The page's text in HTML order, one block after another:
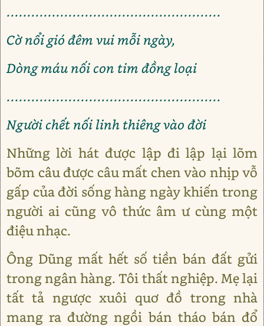
....................................................
Cờ nổi gió đêm vui mỗi ngày,
Dòng máu nối con tim đồng loại
....................................................
Người chết nối linh thiêng vào đời
Những lời hát được lập đi lập lại lõm
bõm câu được câu mất chen vào nhịp vỗ
gấp của đời sống hàng ngày khiến trong
người ai cũng vô thức âm ư cùng một
điệu nhạc.
Ông Dũng mất hết số tiền bán đất gửi
trong ngân hàng. Tôi thất nghiệp. Mẹ lại
tất tả ngược xuôi quơ đồ trong nhà
mang ra đường ngồi bán tháo bán đổ